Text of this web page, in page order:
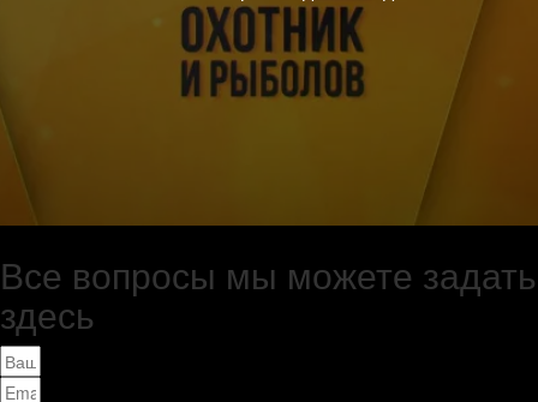
Все вопросы мы можете задать
здесь